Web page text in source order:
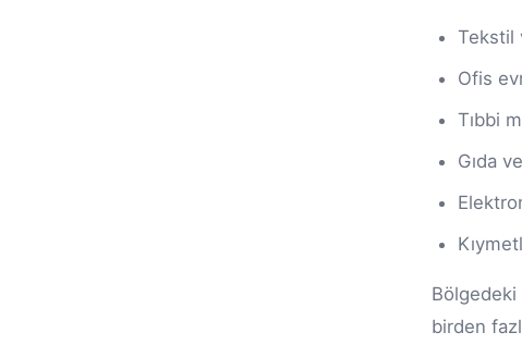
Tekstil
Ofis
Tıbbi
Gıda
birden